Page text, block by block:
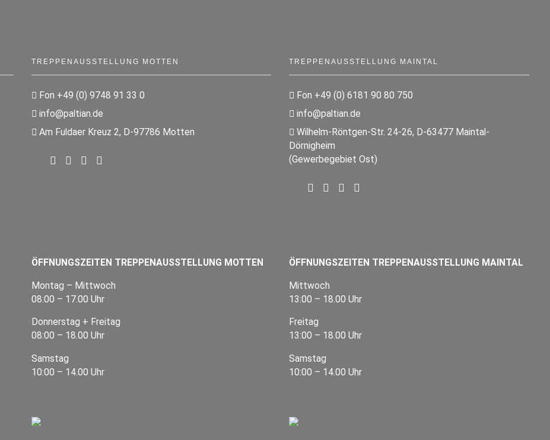
TREPPENAUSSTELLUNG MOTTEN
Fon +49 (0) 9748 91 33 0
info@paltian.de
Am Fuldaer Kreuz 2, D-97786 Motten
ÖFFNUNGSZEITEN TREPPENAUSSTELLUNG MOTTEN
Montag – Mittwoch
08:00 – 17.00 Uhr
Donnerstag + Freitag
08:00 – 18.00 Uhr
Samstag
10:00 – 14.00 Uhr
TREPPENAUSSTELLUNG MAINTAL
Fon +49 (0) 6181 90 80 750
info@paltian.de
Wilhelm-Röntgen-Str. 24-26, D-63477 Maintal-
Dörnigheim
(Gewerbegebiet Ost)
ÖFFNUNGSZEITEN TREPPENAUSSTELLUNG MAINTAL
Mittwoch
13:00 – 18.00 Uhr
Freitag
13:00 – 18.00 Uhr
Samstag
10:00 – 14.00 Uhr